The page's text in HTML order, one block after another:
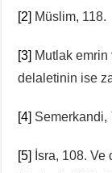
[2] Müslim, 118.
[3] Mutlak emrin
delaletinin ise
[4] Semerkandi,
[5] İsra, 108.